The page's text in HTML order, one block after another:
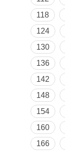
118
124
130
136
142
148
154
160
166